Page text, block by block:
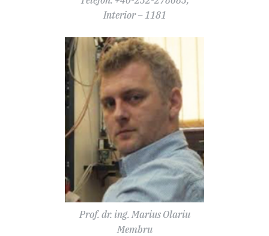
Interior – 1181
Prof. dr. ing. Marius Olariu
Membru